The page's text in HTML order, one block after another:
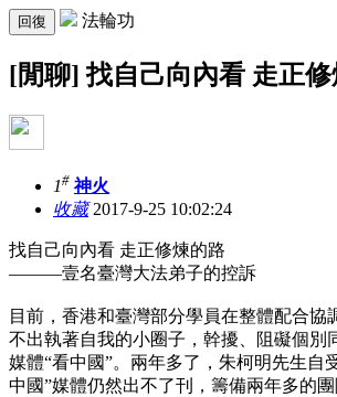
回復 法輪功
[閒聊] 找自己向內看 走正
1# 神火
收藏2017-9-25 10:02:24
找自己向內看 走正修煉的路
———壹名臺灣大法弟子的控訴
目前，香港和臺灣部分學員在整體配合協
不出執著自我的小圈子，幹擾、阻礙個別
媒體“看中國”。兩年多了，朱柯明先生自
中國”媒體仍然出不了刊，籌備兩年多的